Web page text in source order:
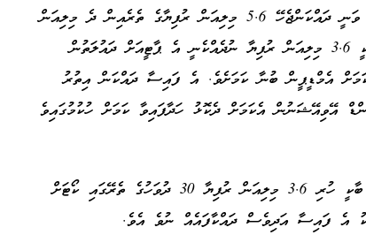
އެ މައްސަލާގައި ސިވިލް ކޯޓުން ކުރި ހުކުމުގައި ވަނީ ދައްކަންޖެހޭ 5.6 މިލިއަން ރުފިޔާގެ ތެރެއިން ދެ މިލިއަން
ރުފިޔާ އެމްޑީޕީން މިހާތަނަށް ދައްކާފައިވާއިރު، ބާކީ 3.6 މިލިއަން ރުފިޔާ ނުދެއްކެނީ އެ ޕާޓީއަށް ދައުލަތުން
އެމްޑީޕީން ބުނާ ކަމަށެވެ. އެ ފައިސާ ދައްކަން އިތުރު
އޭވިއޭޝަނުން އެކަމަށް ދެކޮޅު ހަދާފައިވާ ކަމަށް ހުކުމުގައިވެ
އެހެންވެ، ސެޓްލްމަންޓް އެއްބަސްވުން ބާތިލްކޮށް، ބާކީ ހުރި 3.6 މިލިއަން ރުފިޔާ 30 ދުވަހުގެ ތެރޭގައި ކޯޓަށް
އެ ފައިސާ އަދިވެސް ދައްކާފައެއް ނުވެ އެވެ.